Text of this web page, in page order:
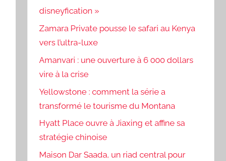
disneyfication »
Zamara Private pousse le safari au Kenya
vers l’ultra-luxe
Amanvari : une ouverture à 6 000 dollars
vire à la crise
Yellowstone : comment la série a
transformé le tourisme du Montana
Hyatt Place ouvre à Jiaxing et affine sa
stratégie chinoise
Maison Dar Saada, un riad central pour